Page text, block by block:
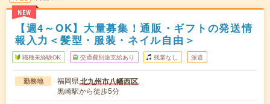
NEW
【週4～OK】大量募集！通販・ギフトの発送情
報入力＜髪型・服装・ネイル自由＞
職種未経験OK 交通費別途支給あり 残業なし 派遣
勤務地 福岡県北九州市八幡西区
黒崎駅から徒歩5分